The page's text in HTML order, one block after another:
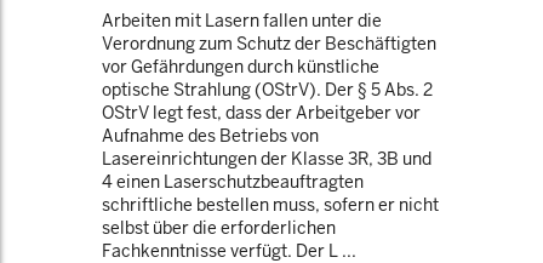
Arbeiten mit Lasern fallen unter die
Verordnung zum Schutz der Beschäftigten
vor Gefährdungen durch künstliche
optische Strahlung (OStrV). Der § 5 Abs. 2
OStrV legt fest, dass der Arbeitgeber vor
Aufnahme des Betriebs von
Lasereinrichtungen der Klasse 3R, 3B und
4 einen Laserschutzbeauftragten
schriftliche bestellen muss, sofern er nicht
selbst über die erforderlichen
Fachkenntnisse verfügt. Der L ...